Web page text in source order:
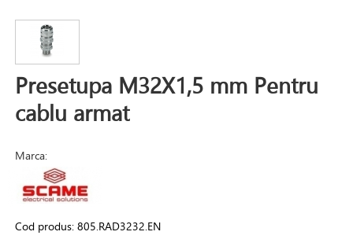
Presetupa M32X1,5 mm Pentru
cablu armat
Marca:
Cod produs:805.RAD3232.EN